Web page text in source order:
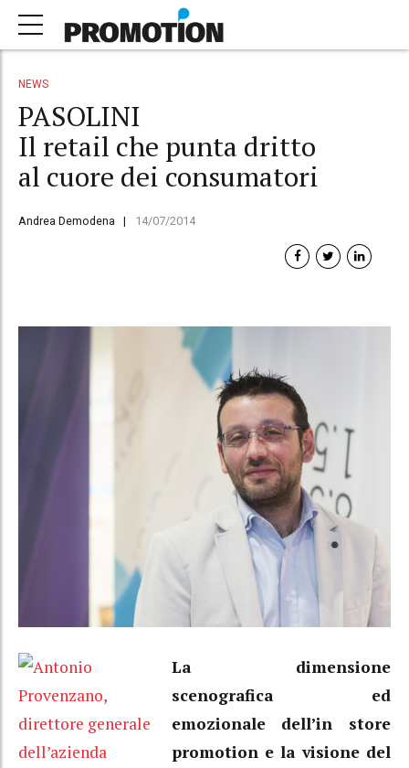
NEWS
PASOLINI
Il retail che punta dritto
al cuore dei consumatori
Andrea Demodena 14/07/2014
La dimensione
scenografica ed
emozionale dell’in store
promotion e la visione del